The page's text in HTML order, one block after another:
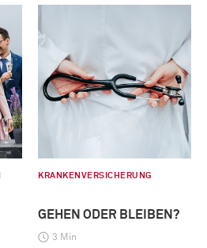
KRANKENVERSICHERUNG
GEHEN ODER BLEIBEN?
3 Min